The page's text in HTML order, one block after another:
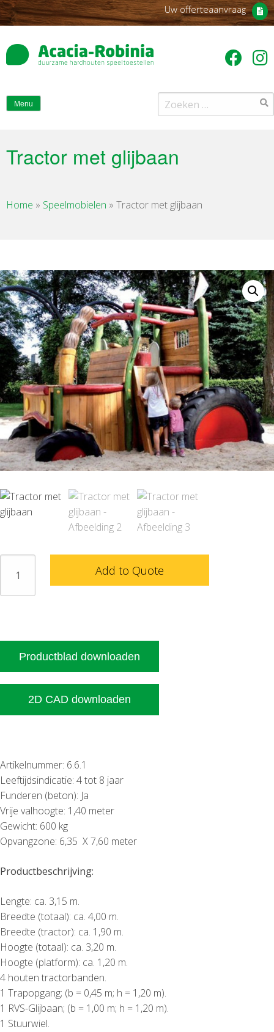
Uw offerteaanvraag
Menu
Zoeken
naar:
Tractor met glijbaan
Home » Speelmobielen » Tractor met glijbaan
glijbaan
Add to Quote
Productblad downloaden
2D CAD downloaden
Artikelnummer: 6.6.1
Leeftijdsindicatie: 4 tot 8 jaar
Funderen (beton): Ja
Vrije valhoogte: 1,40 meter
Gewicht: 600 kg
Opvangzone: 6,35 X 7,60 meter
Productbeschrijving:
Lengte: ca. 3,15 m.
Breedte (totaal): ca. 4,00 m.
Breedte (tractor): ca. 1,90 m.
Hoogte (totaal): ca. 3,20 m.
Hoogte (platform): ca. 1,20 m.
4 houten tractorbanden.
1 Trapopgang; (b = 0,45 m; h = 1,20 m).
1 RVS-Glijbaan; (b = 1,00 m; h = 1,20 m).
1 Stuurwiel.